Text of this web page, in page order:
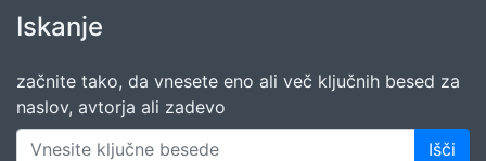
Iskanje
začnite tako, da vnesete eno ali več ključnih besed za
naslov, avtorja ali zadevo
Išči